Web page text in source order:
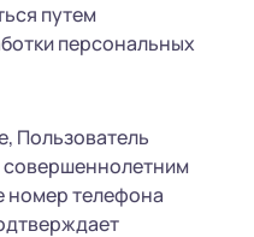
путем
персональных
Пользователь
совершеннолетним
номер телефона